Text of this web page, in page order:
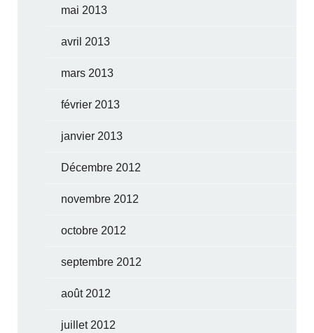
mai 2013
avril 2013
mars 2013
février 2013
janvier 2013
Décembre 2012
novembre 2012
octobre 2012
septembre 2012
août 2012
juillet 2012